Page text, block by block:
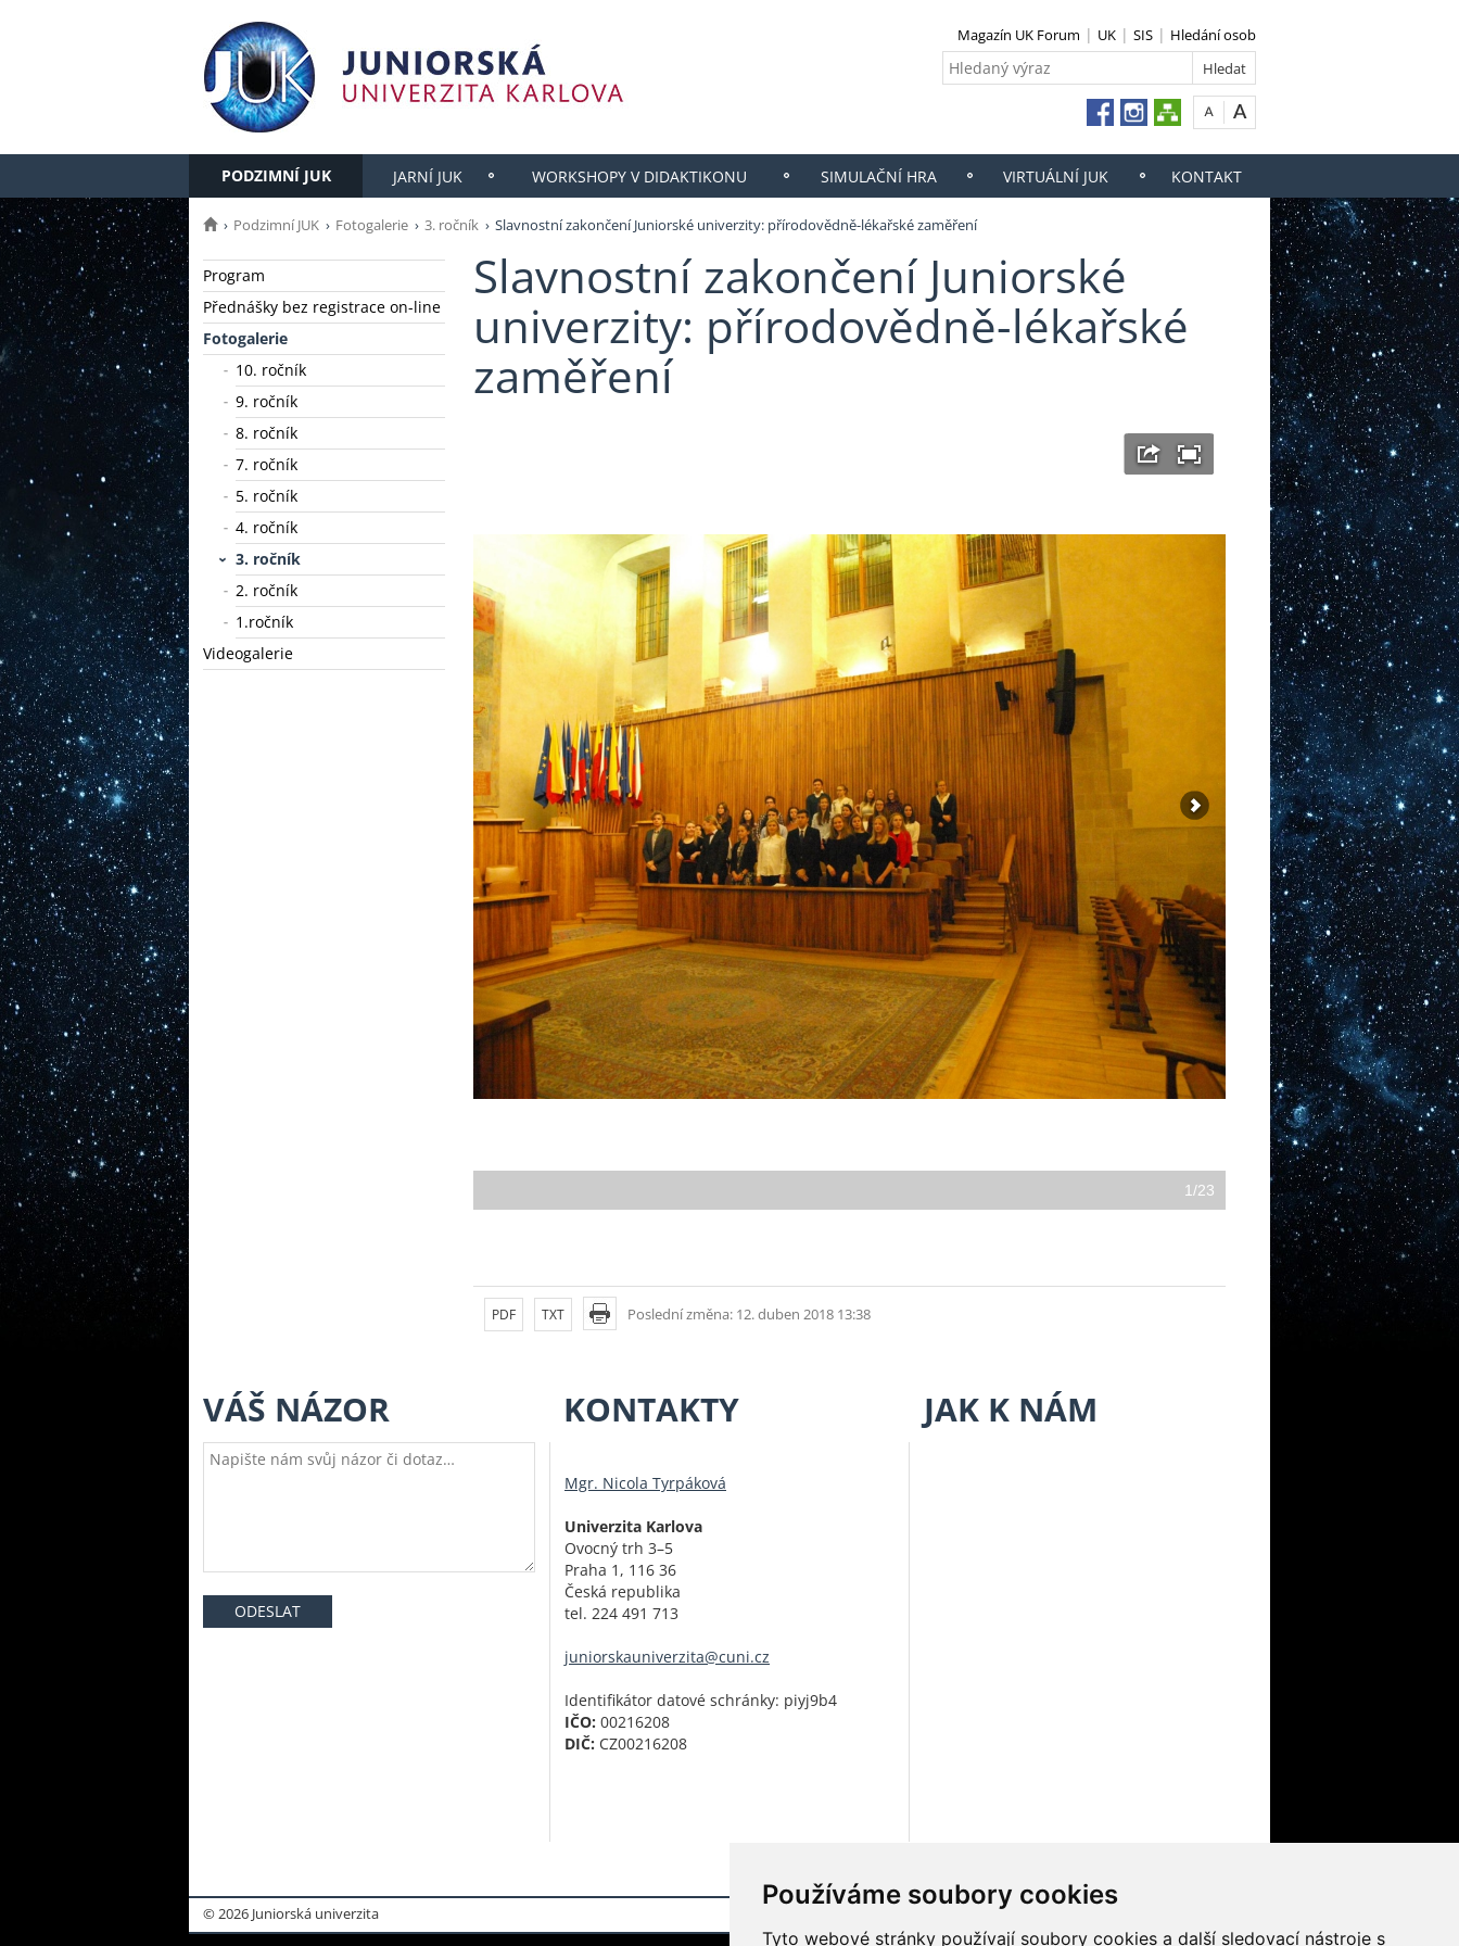
Používáme soubory cookies
Tyto webové stránky používají soubory cookies a další sledovací nástroje s
Magazín UK Forum UK SIS Hledání osob
PODZIMNÍ JUK JARNÍ JUK WORKSHOPY V DIDAKTIKONU SIMULAČNÍ HRA VIRTUÁLNÍ JUK KONTAKT
Podzimní JUK Fotogalerie 3. ročník Slavnostní zakončení Juniorské univerzity: přírodovědně-lékařské zaměření
Program
Přednášky bez registrace on-line
Fotogalerie
10. ročník
9. ročník
8. ročník
7. ročník
5. ročník
4. ročník
3. ročník
2. ročník
1.ročník
Videogalerie
Slavnostní zakončení Juniorské
univerzity: přírodovědně-lékařské
zaměření
1/23
Poslední změna: 12. duben 2018 13:38
PDF TXT
VÁŠ NÁZOR KONTAKTY
Mgr. Nicola Tyrpáková
Univerzita Karlova
Ovocný trh 3–5
Praha 1, 116 36
Česká republika
tel. 224 491 713
juniorskauniverzita@cuni.cz
Identifikátor datové schránky: piyj9b4
IČO: 00216208
DIČ: CZ00216208
JAK K NÁM
© 2026 Juniorská univerzita Přihlášení do informačního systému UK